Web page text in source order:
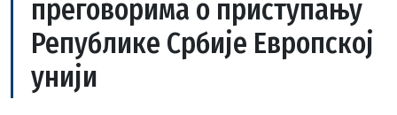
преговорима о приступању
Републике Србије Европској
унији